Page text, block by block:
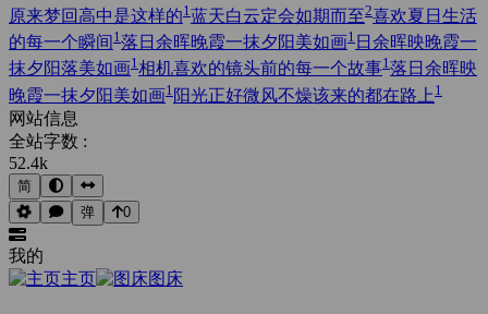
原来梦回高中是这样的1 蓝天白云定会如期而至2喜欢夏日生活
的每一个瞬间 1 落日余晖晚霞一抹夕阳美如画1 日余晖映晚霞一
抹夕阳落美如画1相机喜欢的镜头前的每一个故事1落日余晖映
晚霞一抹夕阳美如画1 阳光正好微风不燥该来的都在路上 1
网站信息
全站字数 :
52.4k
简
弹
0
我的
主页
图床